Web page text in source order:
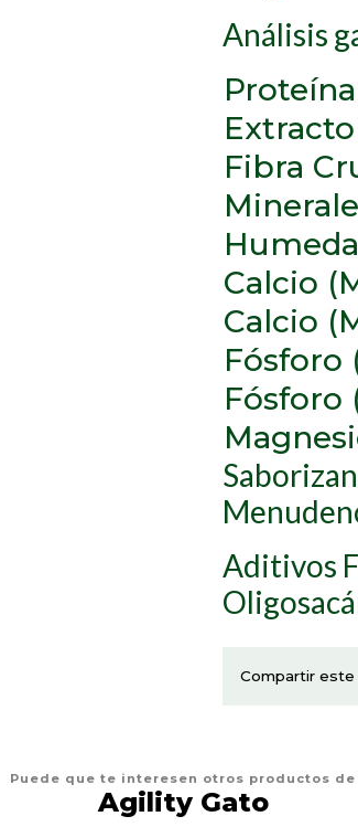
Análisis
Fibra
Calcio
Calcio
Fósforo
Fósforo
Aditivos
Compartir
Puede que te interesen otros productos de
Agility Gato